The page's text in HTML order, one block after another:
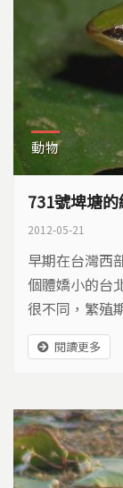
動物
731號埤塘
2012-05-21
早期在台灣西
個體嬌小的台
很不同，繁殖
又有雷公蛙的
平，蓋起水泥
的小小家園，
閱讀更多